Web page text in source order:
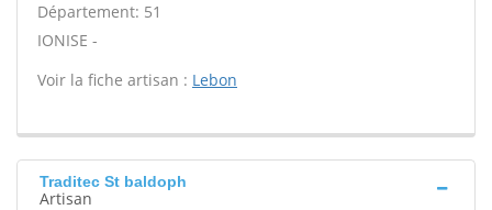
Département: 51
IONISE -
Voir la fiche artisan : Lebon
Traditec St baldoph
Artisan